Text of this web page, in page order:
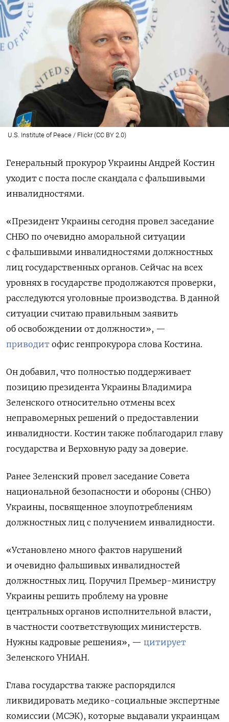
U.S. Institute of Peace / Flickr (CC BY 2.0)
Генеральный прокурор Украины Андрей Костин
уходит с поста после скандала с фальшивыми
инвалидностями.
«Президент Украины сегодня провел заседание
СНБО по очевидно аморальной ситуации
с фальшивыми инвалидностями должностных
лиц государственных органов. Сейчас на всех
уровнях в государстве продолжаются проверки,
расследуются уголовные производства. В данной
ситуации считаю правильным заявить
об освобождении от должности», —
приводит офис генпрокурора слова Костина.
Он добавил, что полностью поддерживает
позицию президента Украины Владимира
Зеленского относительно отмены всех
неправомерных решений о предоставлении
инвалидности. Костин также поблагодарил главу
государства и Верховную раду за доверие.
Ранее Зеленский провел заседание Совета
национальной безопасности и обороны (СНБО)
Украины, посвященное злоупотреблениям
должностных лиц с получением инвалидности.
«Установлено много фактов нарушений
и очевидно фальшивых инвалидностей
должностных лиц. Поручил Премьер-министру
Украины решить проблему на уровне
центральных органов исполнительной власти,
в частности соответствующих министерств.
Нужны кадровые решения», — цитирует
Зеленского УНИАН.
Глава государства также распорядился
ликвидировать медико-социальные экспертные
комиссии (МСЭК), которые выдавали украинцам